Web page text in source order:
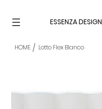
ESSENZA DESIGN
HOME / Lotto Flex Blanco